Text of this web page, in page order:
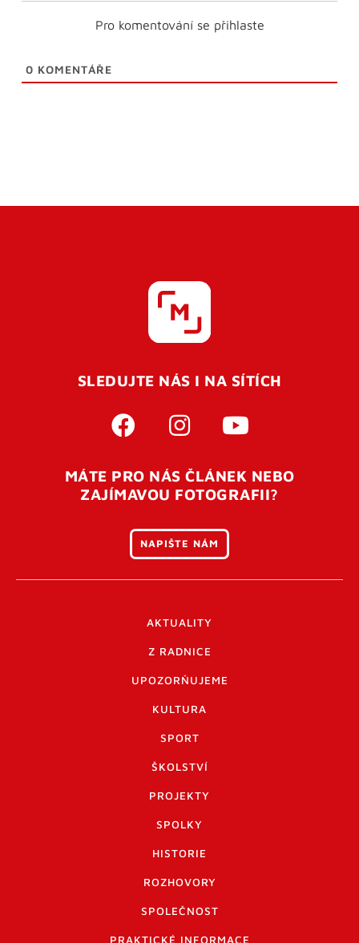
Pro komentování se přihlaste
0 KOMENTÁŘE
SLEDUJTE NÁS I NA SÍTÍCH
MÁTE PRO NÁS ČLÁNEK NEBO
ZAJÍMAVOU FOTOGRAFII?
NAPIŠTE NÁM
AKTUALITY
Z RADNICE
UPOZORŇUJEME
KULTURA
SPORT
ŠKOLSTVÍ
PROJEKTY
SPOLKY
HISTORIE
ROZHOVORY
SPOLEČNOST
PRAKTICKÉ INFORMACE